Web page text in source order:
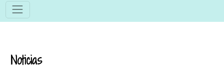
Noticias